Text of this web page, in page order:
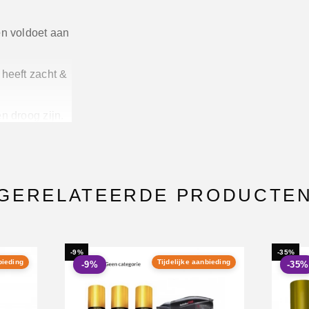
voldoet aan
zacht &
PRODUCTEN
-9%
Tijdelijke aanbieding
-9%
-35%
-35%